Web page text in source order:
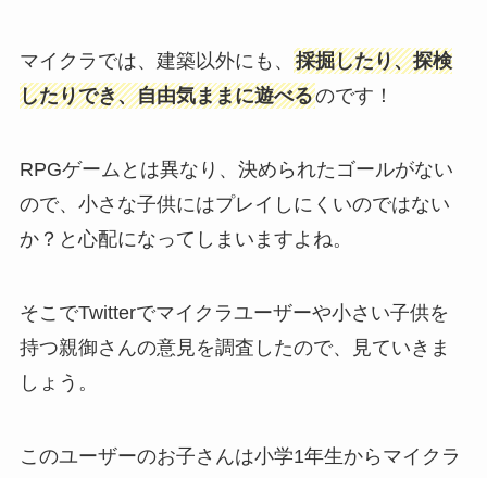
マイクラでは、建築以外にも、 採掘したり、探検
したりでき、自由気ままに遊べるのです！
RPGゲームとは異なり、決められたゴールがない
ので、小さな子供にはプレイしにくいのではない
か？と心配になってしまいますよね。
そこでTwitterでマイクラユーザーや小さい子供を
持つ親御さんの意見を調査したので、見ていきま
しょう。
このユーザーのお子さんは小学1年生からマイクラ